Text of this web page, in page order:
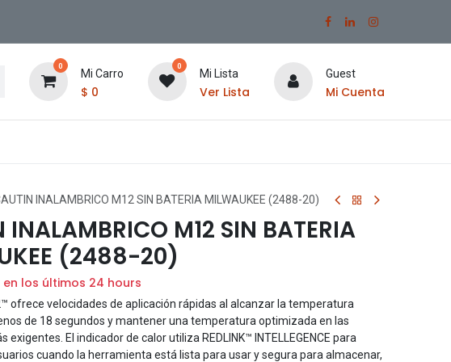
0
Mi Carro
$ 0
0
Mi Lista
Ver Lista
Guest
Mi Cuenta
INALAMBRICO M12 SIN BATERIA MILWAUKEE (2488-20)
INALAMBRICO M12 SIN BATERIA
(2488-20)
en los últimos 24 hours
ofrece velocidades de aplicación rápidas al alcanzar la temperatura
de 18 segundos y mantener una temperatura optimizada en las
exigentes. El indicador de calor utiliza REDLINK™ INTELLEGENCE para
cuando la herramienta está lista para usar y segura para almacenar,